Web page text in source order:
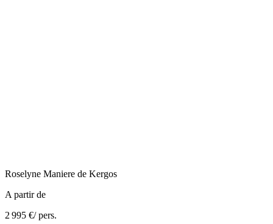
Roselyne Maniere de Kergos
A partir de
2 995 €/ pers.